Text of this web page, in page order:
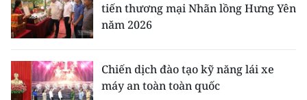
tiến thương mại Nhãn lồng Hưng Yên
năm 2026
Chiến dịch đào tạo kỹ năng lái xe
máy an toàn toàn quốc